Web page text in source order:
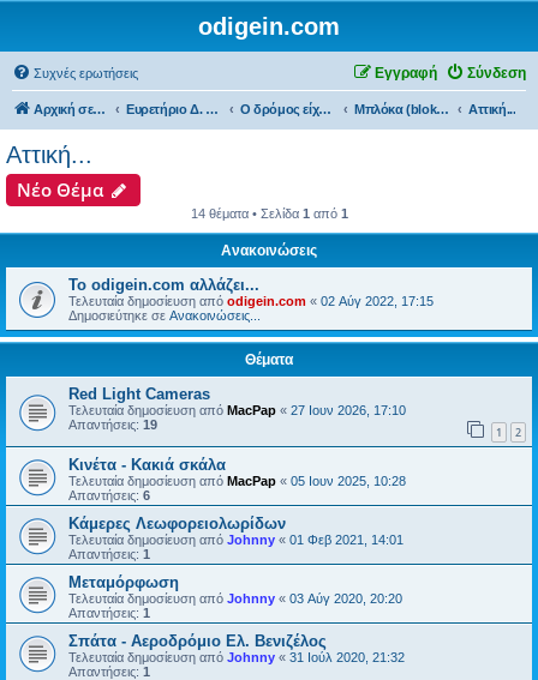
odigein.com
Συχνές ερωτήσεις Σύνδεση
Εγγραφή
Αρχική σελίδα Ευρετήριο Δ. Συζήτησης Ο δρόμος είχε την δική του Ιστορία... Μπλόκα (bloka)... Αττική...
Αττική...
Νέο Θέμα
14 θέματα • Σελίδα 1 από 1
Ανακοινώσεις
Το odigein.com αλλάζει...
Τελευταία δημοσίευση από odigein.com « 02 Αύγ 2022, 17:15
Δημοσιεύτηκε σε Ανακοινώσεις...
Θέματα
Red Light Cameras
Τελευταία δημοσίευση από MacPap « 27 Ιουν 2026, 17:10
Απαντήσεις: 19 1 2
Κινέτα - Κακιά σκάλα
Τελευταία δημοσίευση από MacPap « 05 Ιουν 2025, 10:28
Απαντήσεις: 6
Κάμερες Λεωφορειολωρίδων
Τελευταία δημοσίευση από Johnny « 01 Φεβ 2021, 14:01
Απαντήσεις: 1
Μεταμόρφωση
Τελευταία δημοσίευση από Johnny « 03 Αύγ 2020, 20:20
Απαντήσεις: 1
Σπάτα - Αεροδρόμιο Ελ. Βενιζέλος
Τελευταία δημοσίευση από Johnny « 31 Ιούλ 2020, 21:32
Απαντήσεις: 1